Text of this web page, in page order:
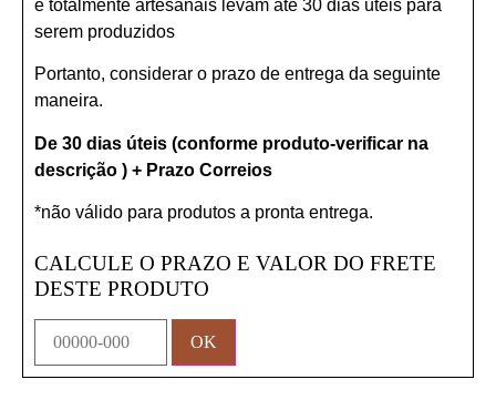
e totalmente artesanais levam até 30 dias úteis para
serem produzidos
Portanto, considerar o prazo de entrega da seguinte
maneira.
De 30 dias úteis (conforme produto-verificar na
descrição ) + Prazo Correios
*não válido para produtos a pronta entrega.
CALCULE O PRAZO E VALOR DO FRETE
DESTE PRODUTO